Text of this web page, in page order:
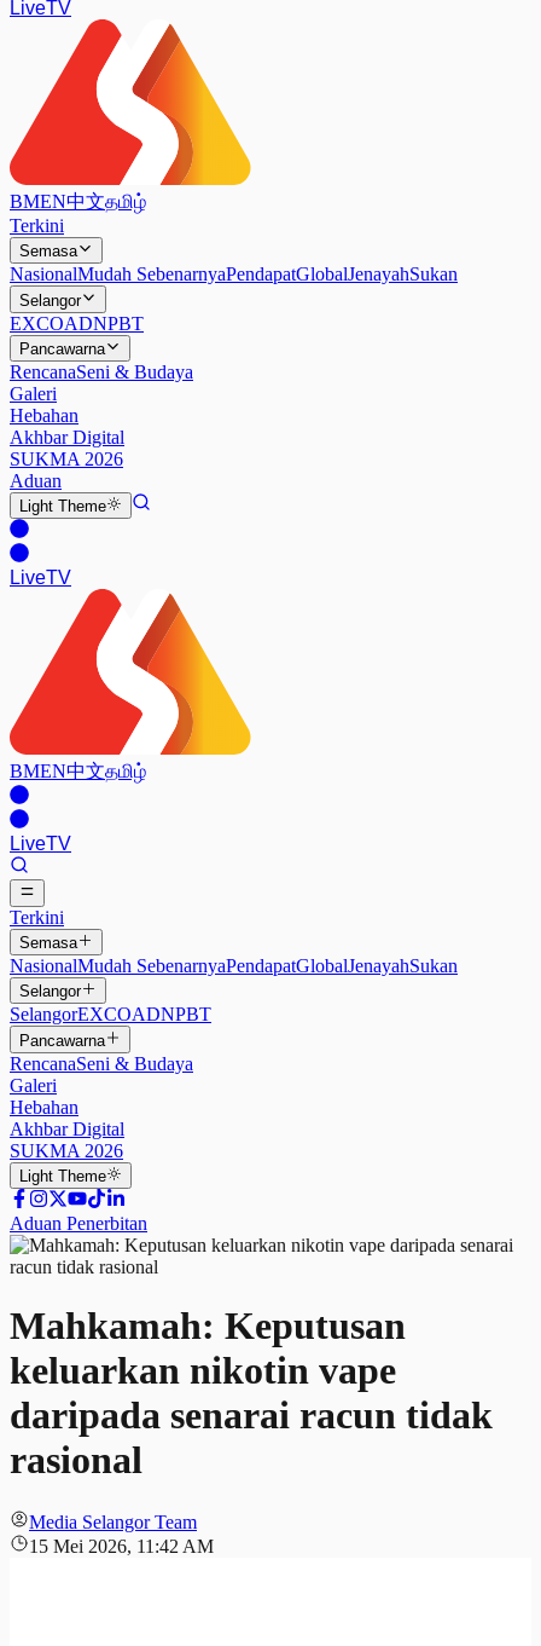
LiveTV
BMEN中文தமிழ்
Terkini
Semasa
NasionalMudah SebenarnyaPendapatGlobalJenayahSukan
Selangor
EXCOADNPBT
Pancawarna
RencanaSeni & Budaya
Galeri
Hebahan
Akhbar Digital
SUKMA 2026
Aduan
Light Theme
LiveTV
BMEN中文தமிழ்
LiveTV
Terkini
Semasa
NasionalMudah SebenarnyaPendapatGlobalJenayahSukan
Selangor
SelangorEXCOADNPBT
Pancawarna
RencanaSeni & Budaya
Galeri
Hebahan
Akhbar Digital
SUKMA 2026
Light Theme
Aduan Penerbitan
Mahkamah: Keputusan
keluarkan nikotin vape
daripada senarai racun tidak
rasional
Media Selangor Team
15 Mei 2026, 11:42 AM